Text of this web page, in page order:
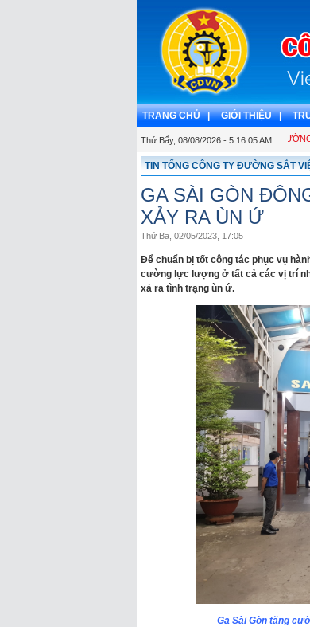
TRANG CHỦ | GIỚI THIỆU |
Thứ Bẩy, 08/08/2026 - 5:16:06 AM
CÔNG ĐOÀN ĐƯỜNG
TIN TỔNG CÔNG TY ĐƯỜNG SẮT
GA SÀI GÒN
XẢY RA ÙN Ứ
Thứ Ba, 02/05/2023, 17:05
Để chuẩn bị tốt công tác phục vụ
cường lực lượng ở tất cả các vị trí
xả ra tình trạng ùn ứ.
Ga Sài Gòn tăng